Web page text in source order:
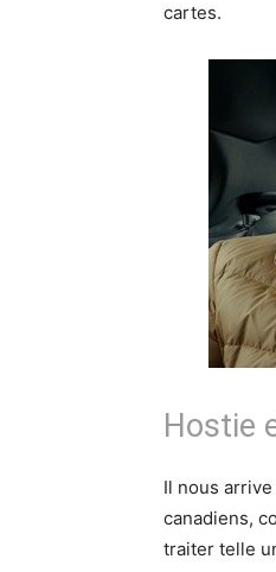
cartes.
Hostie
Il nous
canadiens,
traiter telle